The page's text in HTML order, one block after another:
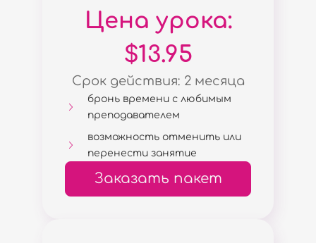
Цена урока:
$13.95
Срок действия: 2 месяца
бронь времени с любимым
преподавателем
возможность отменить или
перенести занятие
Заказать пакет